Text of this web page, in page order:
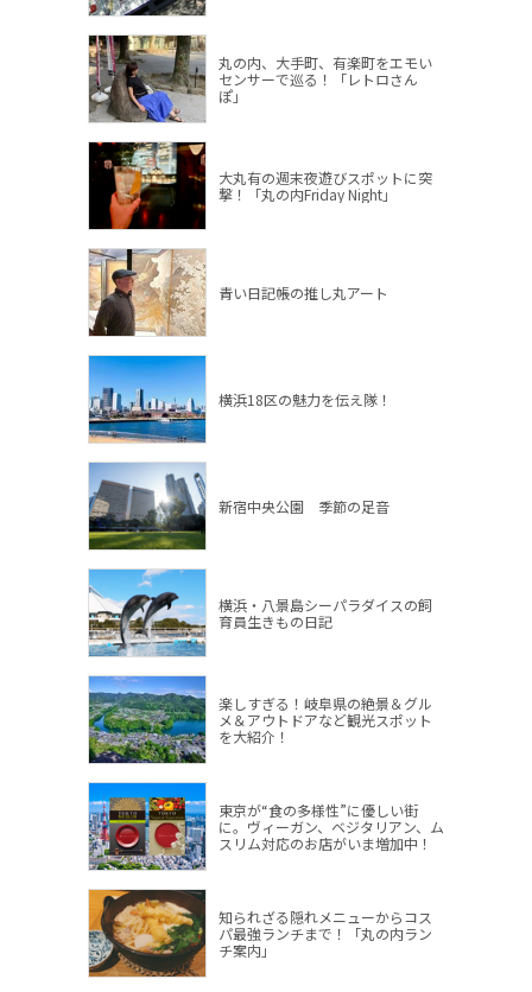
丸の内、大手町、有楽町をエモい
センサーで巡る！「レトロさん
ぽ」
大丸有の週末夜遊びスポットに突
撃！「丸の内Friday Night」
青い日記帳の推し丸アート
横浜18区の魅力を伝え隊！
新宿中央公園 季節の足音
横浜・八景島シーパラダイスの飼
育員生きもの日記
楽しすぎる！岐阜県の絶景＆グル
メ＆アウトドアなど観光スポット
を大紹介！
東京が“食の多様性”に優しい街
に。ヴィーガン、ベジタリアン、ム
スリム対応のお店がいま増加中！
知られざる隠れメニューからコス
パ最強ランチまで！「丸の内ラン
チ案内」